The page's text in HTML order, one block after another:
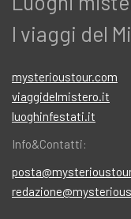
I viaggi del
mysterioustour.com
viaggidelmistero.it
luoghinfestati.it
Info&Contatti: